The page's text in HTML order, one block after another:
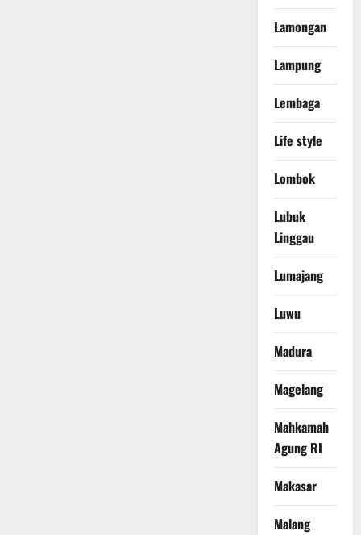
Lamongan
Lampung
Lembaga
Life style
Lombok
Lubuk
Linggau
Lumajang
Luwu
Madura
Magelang
Mahkamah
Agung RI
Makasar
Malang